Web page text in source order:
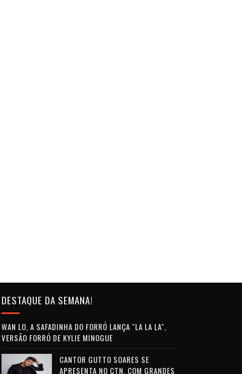
DESTAQUE DA SEMANA!
WAN LO, A SAFADINHA DO FORRÓ LANÇA "LA LA LA",
VERSÃO FORRÓ DE KYLIE MINOGUE
CANTOR GUTTO SOARES SE
APRESENTA NO CTN, COM GRANDES